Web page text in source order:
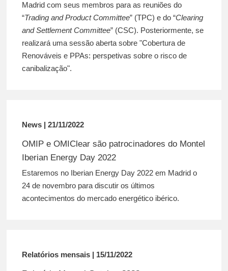
Madrid com seus membros para as reuniões do
“Trading and Product Committee” (TPC) e do “Clearing
and Settlement Committee” (CSC). Posteriormente, se
realizará uma sessão aberta sobre "Cobertura de
Renováveis e PPAs: perspetivas sobre o risco de
canibalização".
News | 21/11/2022
OMIP e OMIClear são patrocinadores do Montel
Iberian Energy Day 2022
Estaremos no Iberian Energy Day 2022 em Madrid o
24 de novembro para discutir os últimos
acontecimentos do mercado energético ibérico.
Relatórios mensais | 15/11/2022